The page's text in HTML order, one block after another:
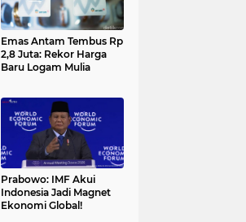
Emas Antam Tembus Rp
2,8 Juta: Rekor Harga
Baru Logam Mulia
Prabowo: IMF Akui
Indonesia Jadi Magnet
Ekonomi Global!